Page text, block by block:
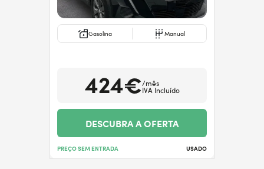
Gasolina Manual
424€/mês
IVA Incluído
DESCUBRA A OFERTA
PREÇO SEM ENTRADA USADO